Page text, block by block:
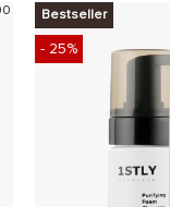
- 25%
Bestseller